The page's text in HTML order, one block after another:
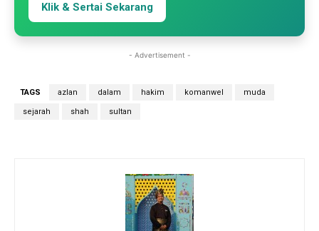
Klik & Sertai Sekarang
- Advertisement -
TAGS azlan dalam hakim komanwel muda
sejarah shah sultan